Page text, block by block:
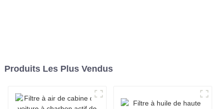
Produits Les Plus Vendus